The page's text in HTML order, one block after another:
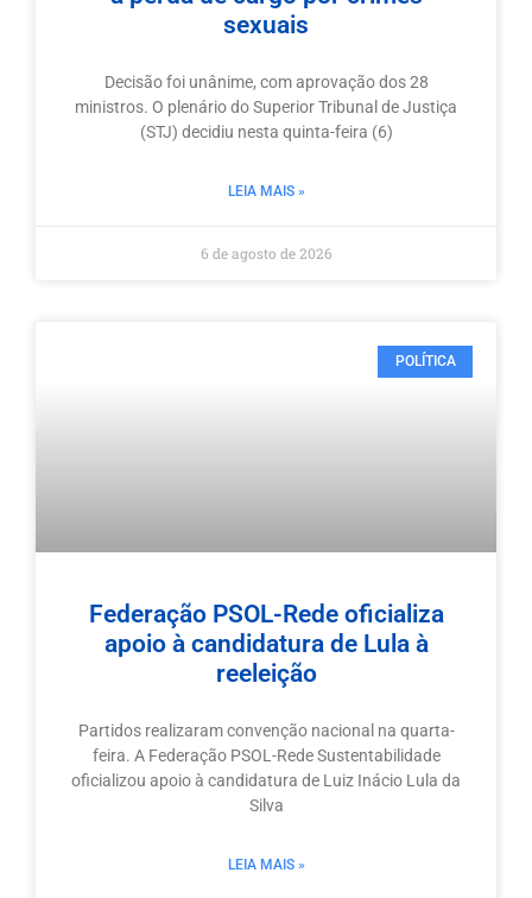
sexuais
Decisão foi unânime, com aprovação dos 28
ministros. O plenário do Superior Tribunal de Justiça
(STJ) decidiu nesta quinta-feira (6)
LEIA MAIS »
6 de agosto de 2026
POLÍTICA
Federação PSOL-Rede oficializa
apoio à candidatura de Lula à
reeleição
Partidos realizaram convenção nacional na quarta-
feira. A Federação PSOL-Rede Sustentabilidade
oficializou apoio à candidatura de Luiz Inácio Lula da
Silva
LEIA MAIS »